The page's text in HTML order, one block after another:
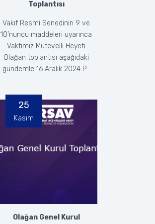
Toplantısı
Vakıf Resmi Senedinin 9 ve
10’nuncu maddeleri uyarınca
Vakfımız Mütevelli Heyeti
Olağan toplantısı aşağıdaki
gündemle 16 Aralık 2024 P...
Olağan Genel Kurul
25
Kasım